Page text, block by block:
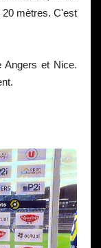
20 mètres. C'est
Angers et Nice.